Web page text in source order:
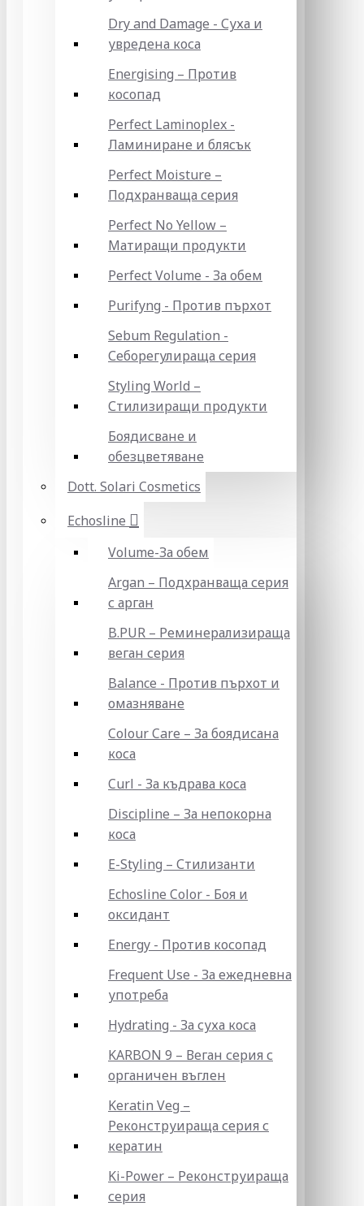
Dry and Damage - Суха и
увредена коса
Energising – Против
косопад
Perfect Laminoplex -
Ламиниране и блясък
Perfect Moisture –
Подхранваща серия
Perfect No Yellow –
Матиращи продукти
Perfect Volume - За обем
Purifyng - Против пърхот
Sebum Regulation -
Себорегулираща серия
Styling World –
Стилизиращи продукти
Боядисване и
обезцветяване
Dott. Solari Cosmetics
Echosline
Volume-За обем
Argan – Подхранваща серия
с арган
B.PUR – Реминерализираща
веган серия
Balance - Против пърхот и
омазняване
Colour Care – За боядисана
коса
Curl - За къдрава коса
Discipline – За непокорна
коса
E-Styling – Стилизанти
Echosline Color - Боя и
оксидант
Energy - Против косопад
Frequent Use - За ежедневна
употреба
Hydrating - За суха коса
KARBON 9 – Веган серия с
органичен въглен
Keratin Veg –
Реконструираща серия с
кератин
Ki-Power – Реконструираща
серия